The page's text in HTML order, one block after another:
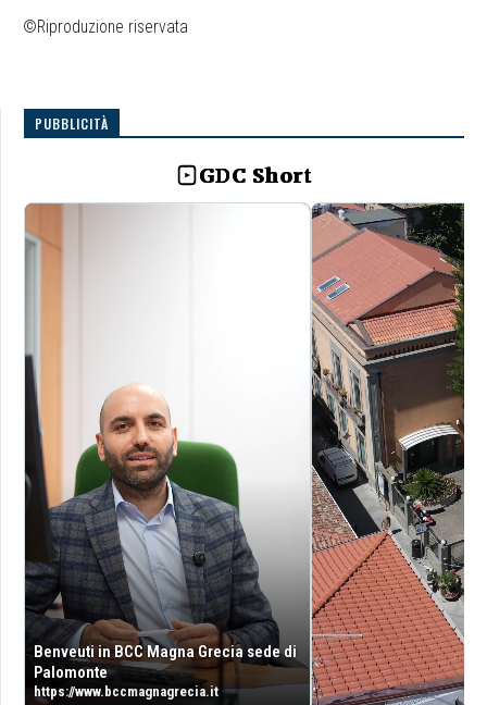
©Riproduzione riservata
PUBBLICITÀ
GDC Short
Benveuti in BCC Magna Grecia sede di
Palomonte
https://www.bccmagnagrecia.it